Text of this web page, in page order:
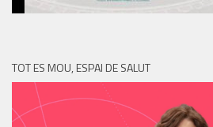
TOT ES MOU, ESPAI DE SALUT